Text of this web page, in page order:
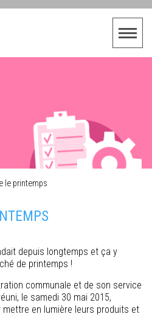
le printemps
depuis longtemps et ça y
de printemps !
communale et de son service
le samedi 30 mai 2015,
en lumière leurs produits et